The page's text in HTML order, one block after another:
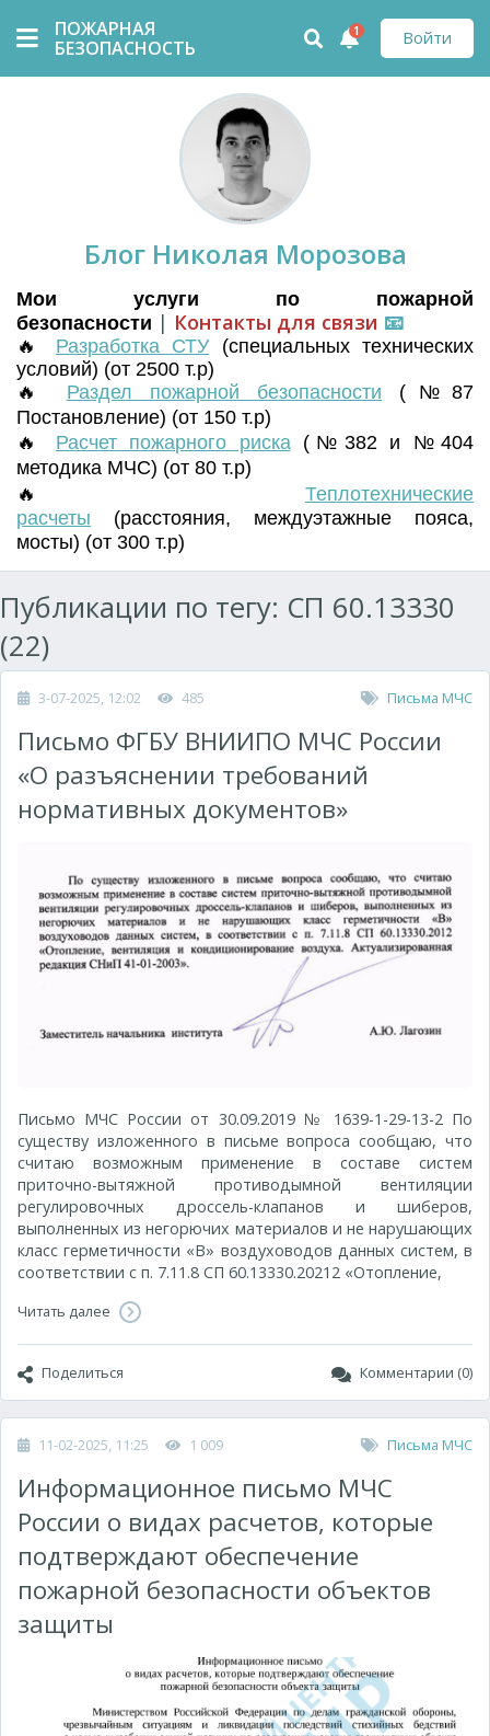
ПОЖАРНАЯ
БЕЗОПАСНОСТЬ
Войти
1
Блог Николая Морозова
Мои услуги по пожарной
безопасности | Контакты для связи 📧
🔥 Разработка СТУ (специальных технических
условий) (от 2500 т.р)
🔥 Раздел пожарной безопасности (№87
Постановление) (от 150 т.р)
🔥 Расчет пожарного риска(№382 и №404
методика МЧС) (от 80 т.р)
🔥 Теплотехнические
расчеты (расстояния, междуэтажные пояса,
мосты) (от 300 т.р)
Публикации по тегу: СП 60.13330
(22)
3-07-2025, 12:02 485 Письма МЧС
Письмо ФГБУ ВНИИПО МЧС России
«О разъяснении требований
нормативных документов»
Письмо МЧС России от 30.09.2019 № 1639-1-29-13-2 По
существу изложенного в письме вопроса сообщаю, что
считаю возможным применение в составе систем
приточно-вытяжной противодымной вентиляции
регулировочных дроссель-клапанов и шиберов,
выполненных из негорючих материалов и не нарушающих
класс герметичности «В» воздуховодов данных систем, в
соответствии с п. 7.11.8 СП 60.13330.20212 «Отопление,
Читать далее
Поделиться Комментарии (0)
11-02-2025, 11:25 1 009 Письма МЧС
Информационное письмо МЧС
России о видах расчетов, которые
подтверждают обеспечение
пожарной безопасности объектов
защиты